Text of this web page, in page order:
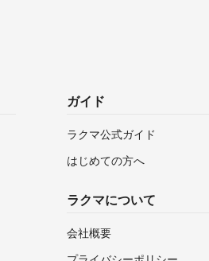
ガイド
ラクマ公式ガイド
はじめての方へ
ラクマについて
会社概要